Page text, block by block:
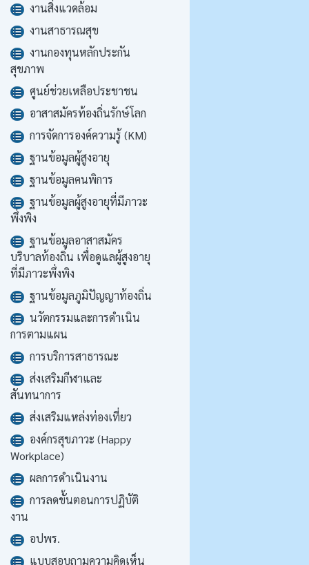
งานสิ่งแวดล้อม
งานสาธารณสุข
งานกองทุนหลักประกัน
สุขภาพ
ศูนย์ช่วยเหลือประชาชน
อาสาสมัครท้องถิ่นรักษ์โลก
การจัดการองค์ความรู้ (KM)
ฐานข้อมูลผู้สูงอายุ
ฐานข้อมูลคนพิการ
ฐานข้อมูลผู้สูงอายุที่มีภาวะ
พึ่งพิง
ฐานข้อมูลอาสาสมัคร
บริบาลท้องถิ่น เพื่อดูแลผู้สูงอายุ
ที่มีภาวะพึ่งพิง
ฐานข้อมูลภูมิปัญญาท้องถิ่น
นวัตกรรมและการดำเนิน
การตามแผน
การบริการสาธารณะ
ส่งเสริมกีฬาและ
สันทนาการ
ส่งเสริมแหล่งท่องเที่ยว
องค์กรสุขภาวะ (Happy
Workplace)
ผลการดำเนินงาน
การลดขั้นตอนการปฏิบัติ
งาน
อปพร.
แบบสอบถามความคิดเห็น